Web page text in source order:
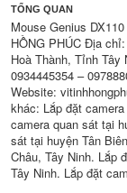
TỔNG QUAN
Mouse Genius
HỒNG PHÚC Địa
Hoà Thành, Tỉnh Tây
0934445354 –
Website:
khác: Lắp đặt
camera quan sát tại
sát tại huyện Tân
Châu, Tây Ninh. Lắp
Tây Ninh. Lắp đặt